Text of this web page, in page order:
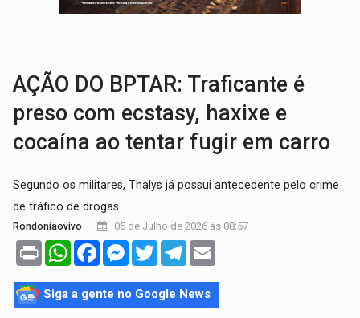
EXPANSÃO:Grupo Nova Era amplia presença em PVH e transforma Aramix
AÇÃO DO BPTAR: Traficante é
preso com ecstasy, haxixe e
cocaína ao tentar fugir em carro
Segundo os militares, Thalys já possui antecedente pelo crime
de tráfico de drogas
Rondoniaovivo 05 de Julho de 2026 às 08:57
Print WhatsAppFacebookMessenger
TwitterTelegram
Siga a gente no Google News